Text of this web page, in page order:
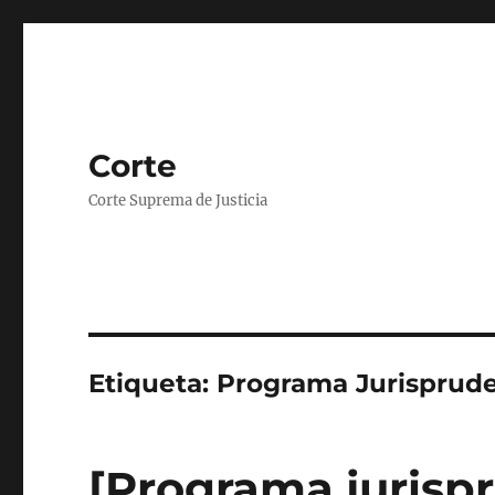
Corte
Corte Suprema de Justicia
Etiqueta: Programa